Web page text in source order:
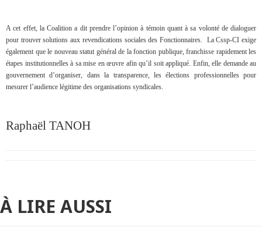
A cet effet, la Coalition a dit prendre l’opinion à témoin quant à sa volonté de dialoguer
pour trouver solutions aux revendications sociales des Fonctionnaires. La Cssp-CI exige
également que le nouveau statut général de la fonction publique, franchisse rapidement les
étapes institutionnelles à sa mise en œuvre afin qu’il soit appliqué. Enfin, elle demande au
gouvernement d’organiser, dans la transparence, les élections professionnelles pour
mesurer l’audience légitime des organisations syndicales.
Raphaël TANOH
À LIRE AUSSI